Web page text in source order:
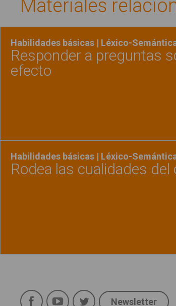
Materiales
Habilidades básicas | Léxico-
Responder a preguntas
efecto
Habilidades básicas | Léxico-
Rodea las cualidades del
FacebookYouTubeTwitter
Newsletter
Legal
Aviso Legal